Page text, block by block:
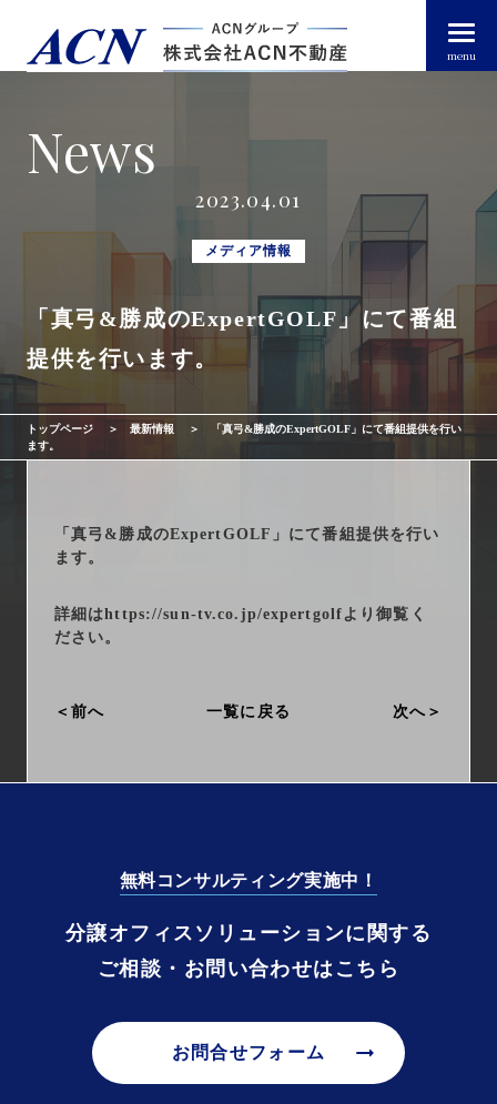
menu
経営者・法人のお客様
個人のお客様
トップページ arrow_right_alt
ACN不動産について
不動産投資ガイド
会社情報
採用情報 arrow_right_alt
勧誘方針
News
2023.04.01
メディア情報
「真弓&勝成のExpertGOLF」にて番組
提供を行います。
トップページ 最新情報
「真弓&勝成のExpertGOLF」にて番組提供を行い
ます。
「真弓&勝成のExpertGOLF」にて番組提供を行い
ます。
詳細はhttps://sun-tv.co.jp/expertgolfより御覧く
ださい。
前へ 一覧に戻る 次へ
無料コンサルティング実施中！
分譲オフィスソリューションに関する
ご相談・お問い合わせはこちら
お問合せフォーム arrow_right_alt